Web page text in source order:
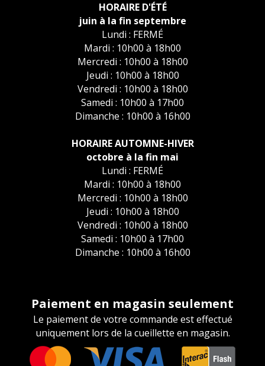
HORAIRE D'ÉTÉ
juin à la fin septembre
Lundi : FERMÉ
Mardi : 10h00 à 18h00
Mercredi : 10h00 à 18h00
Jeudi : 10h00 à 18h00
Vendredi : 10h00 à 18h00
Samedi : 10h00 à 17h00
Dimanche : 10h00 à 16h00
HORAIRE AUTOMNE-HIVER
octobre à la fin mai
Lundi : FERMÉ
Mardi : 10h00 à 18h00
Mercredi : 10h00 à 18h00
Jeudi : 10h00 à 18h00
Vendredi : 10h00 à 18h00
Samedi : 10h00 à 17h00
Dimanche : 10h00 à 16h00
Paiement en magasin seulement
Le paiement de votre commande est effectué
uniquement lors de la cueillette en magasin.